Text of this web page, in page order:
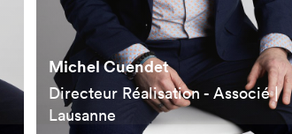
Michel Cuendet
Directeur Réalisation - Associé |
Lausanne